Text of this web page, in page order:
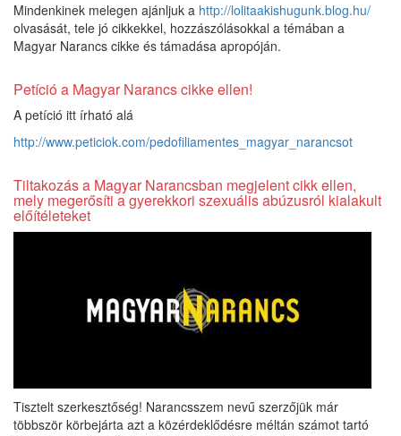
Mindenkinek melegen ajánljuk a http://lolitaakishugunk.blog.hu/
olvasását, tele jó cikkekkel, hozzászólásokkal a témában a
Magyar Narancs cikke és támadása apropóján.
Petíció a Magyar Narancs cikke ellen!
A petíció itt írható alá
http://www.peticiok.com/pedofiliamentes_magyar_narancsot
Tiltakozás a Magyar Narancsban megjelent cikk ellen,
mely megerősíti a gyerekkori szexuális abúzusról kialakult
előítéleteket
Tisztelt szerkesztőség! Narancsszem nevű szerzőjük már
többször körbejárta azt a közérdeklődésre méltán számot tartó